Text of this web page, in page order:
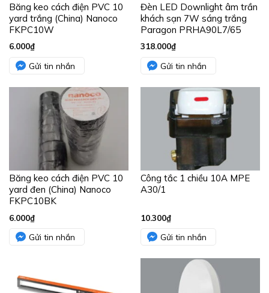
Băng keo cách điện PVC 10
yard trắng (China) Nanoco
FKPC10W
6.000₫
Gửi tin nhắn
Đèn LED Downlight âm trần
khách sạn 7W sáng trắng
Paragon PRHA90L7/65
318.000₫
Gửi tin nhắn
Băng keo cách điện PVC 10
yard đen (China) Nanoco
FKPC10BK
6.000₫
Gửi tin nhắn
Công tắc 1 chiều 10A MPE
A30/1
10.300₫
Gửi tin nhắn